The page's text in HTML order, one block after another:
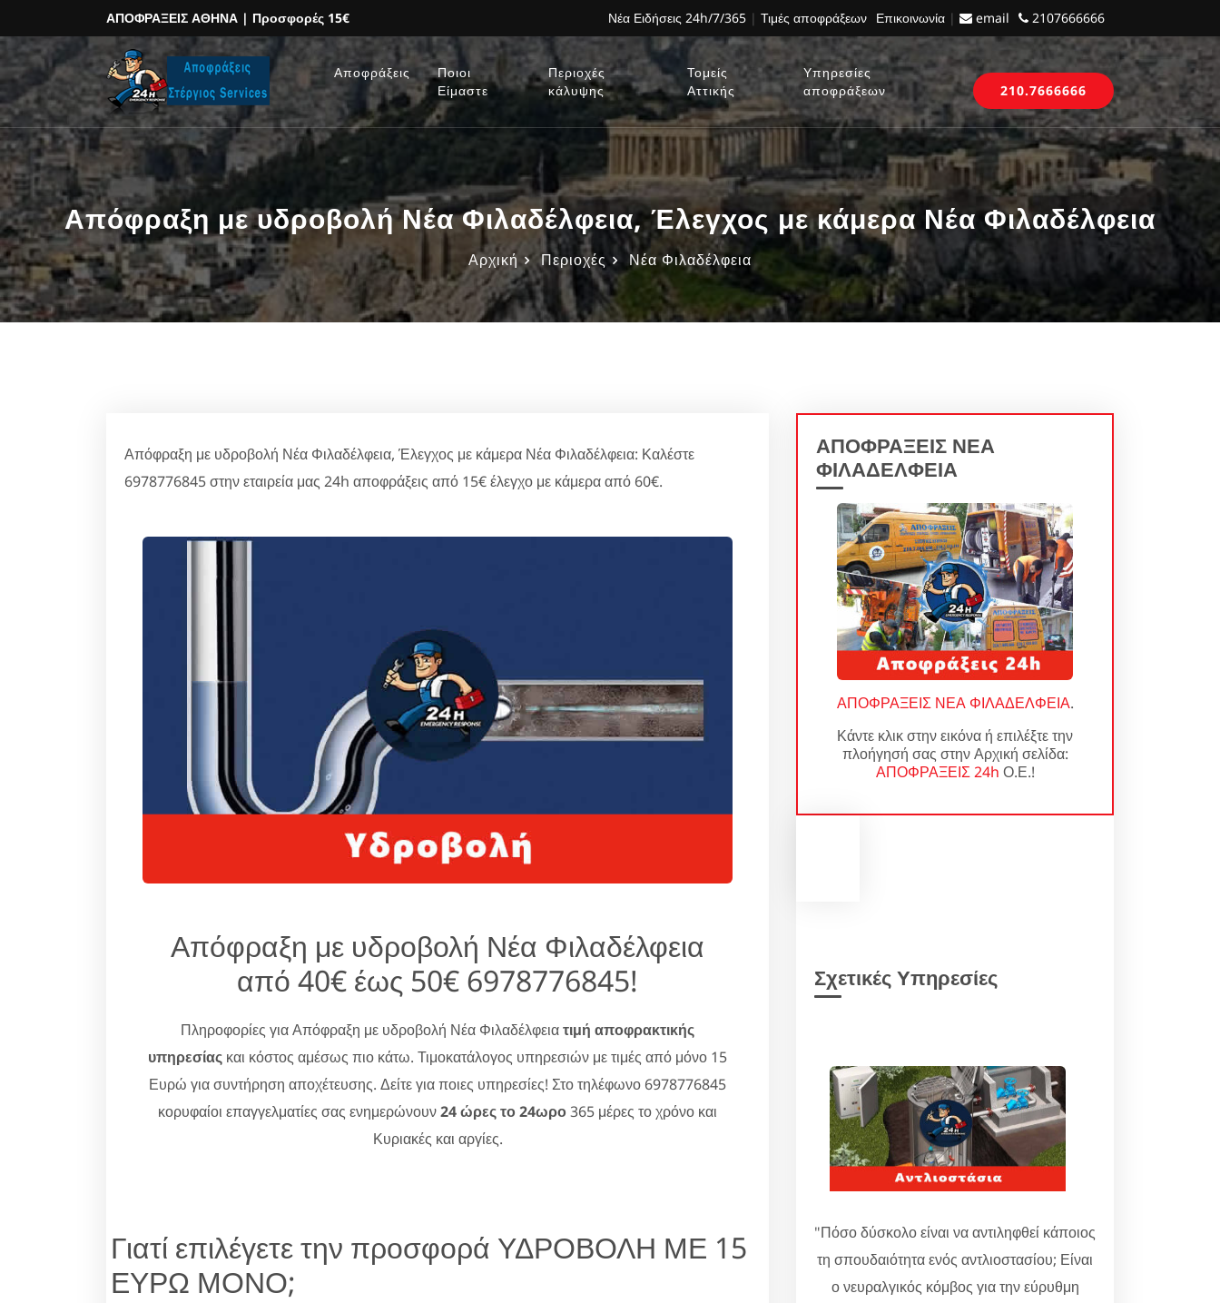
ΑΠΟΦΡΑΞΕΙΣ ΑΘΗΝΑ | Προσφορές 15€ Νέα Ειδήσεις 24h/7/365 | Τιμές αποφράξεων Επικοινωνία | email 2107666666
Αποφράξεις
Ποιοι
Είμαστε
Περιοχές
κάλυψης
Τομείς
Αττικής
Υπηρεσίες
αποφράξεων
210.7666666
Απόφραξη με υδροβολή Νέα Φιλαδέλφεια, Έλεγχος με κάμερα Νέα Φιλαδέλφεια
Αρχική Περιοχές Νέα Φιλαδέλφεια
Απόφραξη με υδροβολή Νέα Φιλαδέλφεια, Έλεγχος με κάμερα Νέα Φιλαδέλφεια: Καλέστε
6978776845 στην εταιρεία μας 24h αποφράξεις από 15€ έλεγχο με κάμερα από 60€.
Απόφραξη με υδροβολή Νέα Φιλαδέλφεια
από 40€ έως 50€ 6978776845!
Πληροφορίες για Απόφραξη με υδροβολή Νέα Φιλαδέλφειατιμή αποφρακτικής
υπηρεσίας και κόστος αμέσως πιο κάτω. Τιμοκατάλογος υπηρεσιών με τιμές από μόνο 15
Ευρώ για συντήρηση αποχέτευσης. Δείτε για ποιες υπηρεσίες! Στο τηλέφωνο 6978776845
κορυφαίοι επαγγελματίες σας ενημερώνουν24 ώρες το 24ωρο365 μέρες το χρόνο και
Κυριακές και αργίες.
Γιατί επιλέγετε την προσφορά ΥΔΡΟΒΟΛΗ ΜΕ 15
ΕΥΡΩ ΜΟΝΟ;
ΑΠΟΦΡΑΞΕΙΣ ΝΕΑ
ΦΙΛΑΔΕΛΦΕΙΑ
ΑΠΟΦΡΑΞΕΙΣ ΝΕΑ ΦΙΛΑΔΕΛΦΕΙΑ.
Κάντε κλικ στην εικόνα ή επιλέξτε την
πλοήγησή σας στην Αρχική σελίδα:
ΑΠΟΦΡΑΞΕΙΣ 24h Ο.Ε.!
Σχετικές Υπηρεσίες
"Πόσο δύσκολο είναι να αντιληφθεί κάποιος
τη σπουδαιότητα ενός αντλιοστασίου; Είναι
ο νευραλγικός κόμβος για την εύρυθμη